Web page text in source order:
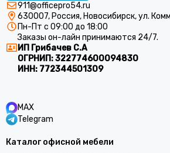
911@officepro54.ru
630007, Россия, Новосибирск, ул.
Пн-Пт с 09:00 до 18:00
Заказы он-лайн принимаются 24/7.
ИП Грибачев С.А
ОГРНИП:322774600094830
ИНН: 772344501309
MAX
Telegram
Каталог офисной мебели